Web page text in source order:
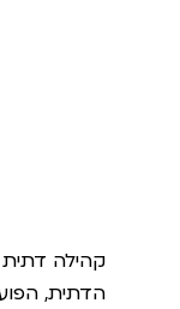
קהילה
הדתית,